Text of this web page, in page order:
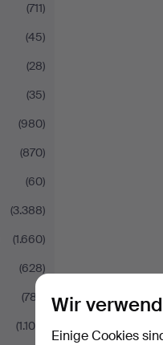
(711)
(45)
(28)
(35)
(980)
(870)
(60)
(3.388)
(1.660)
(628)
(787)
(1.100)
Wir
Einige Cookies